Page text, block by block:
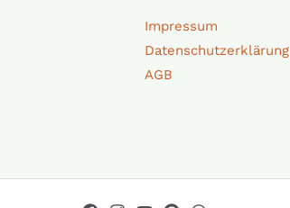
Impressum
Datenschutzerklärung
AGB